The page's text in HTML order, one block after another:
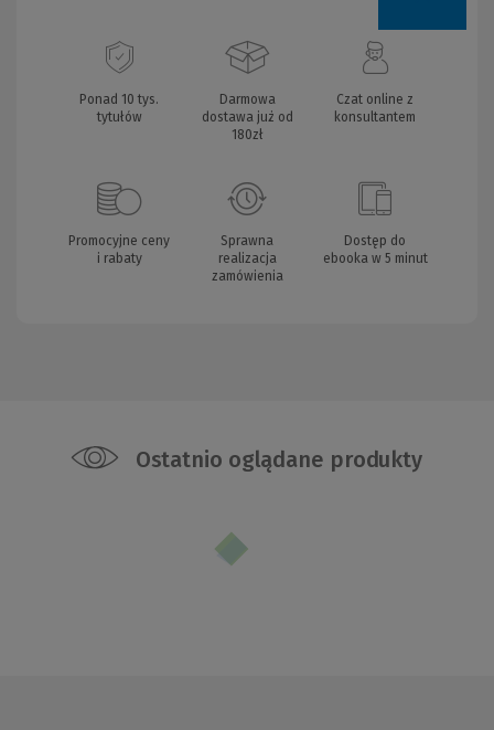
Ponad 10 tys.
tytułów
Darmowa
dostawa już od
180zł
Czat online z
konsultantem
Promocyjne ceny
i rabaty
Sprawna
realizacja
zamówienia
Dostęp do
ebooka w 5 minut
Ostatnio oglądane produkty